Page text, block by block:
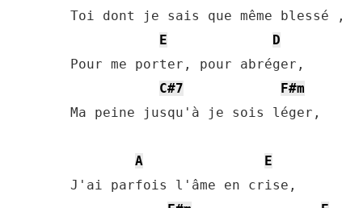
Toi dont je sais que même
E
D
Pour me porter, pour abréger,
C#7
F#m
Ma peine jusqu'à je sois léger,
A
E
J'ai parfois l'âme en crise,